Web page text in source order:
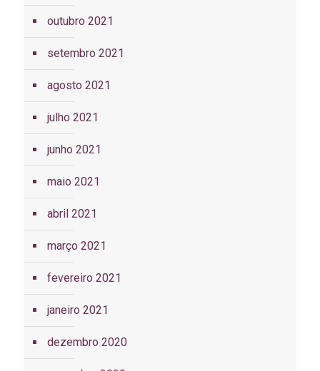
outubro 2021
setembro 2021
agosto 2021
julho 2021
junho 2021
maio 2021
abril 2021
março 2021
fevereiro 2021
janeiro 2021
dezembro 2020